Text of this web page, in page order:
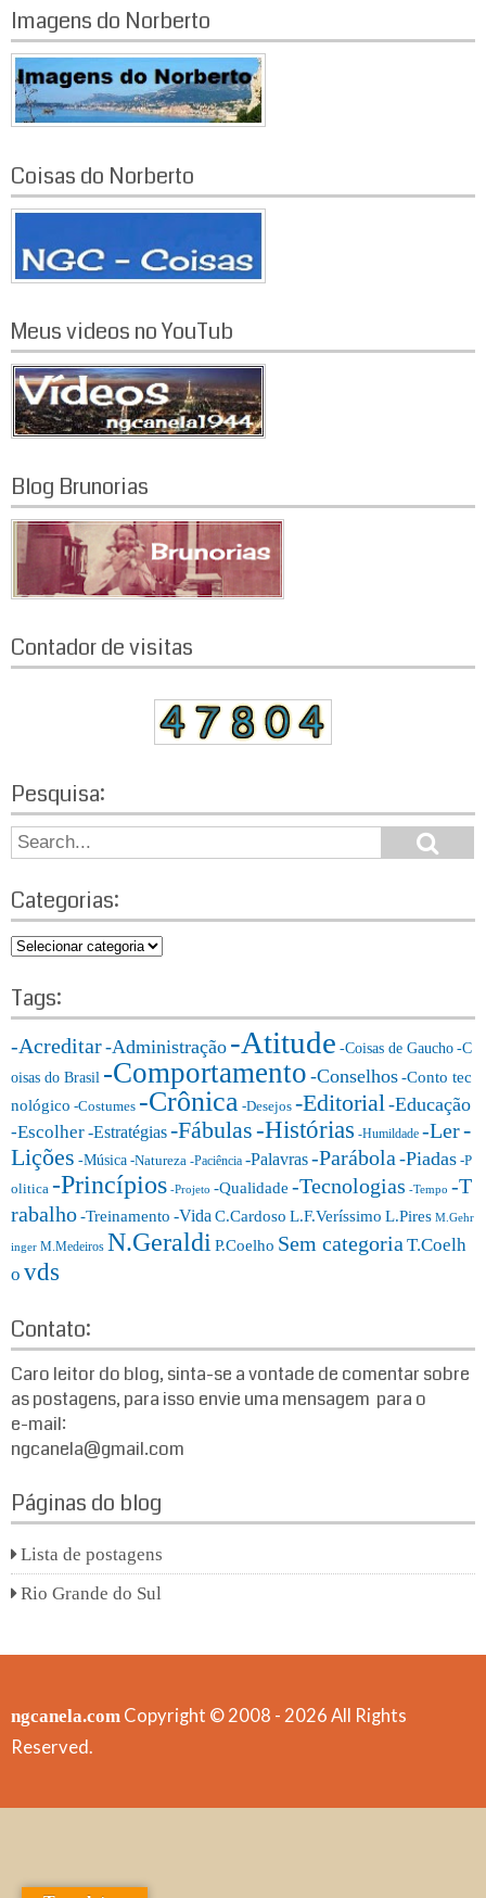
Imagens do Norberto
Coisas do Norberto
Meus videos no YouTub
Blog Brunorias
Contador de visitas
Pesquisa:
S
e
r
c
h
o
e
h
Categorias:
C
t
e
r
i
a
s:
Tags:
-Acreditar-Administração -Atitude -Coisas de Gaucho -C
oisas do Brasil -Comportamento -Conselhos-Conto tec
nológico -Costumes -Crônica -Desejos -Editorial-Educação
-Escolher-Estratégias-Fábulas-Histórias -Humildade -Ler-
Lições -Música -Natureza -Paciência -Palavras-Parábola-Piadas -P
olitica -Princípios -Projeto -Qualidade -Tecnologias -Tempo -T
rabalho-Treinamento -VidaC.Cardoso L.F.Veríssimo L.Pires M.Gehr
inger M.Medeiros N.Geraldi P.Coelho Sem categoria T.Coelh
o vds
Contato:
Caro leitor do blog, sinta-se a vontade de comentar sobre
as postagens, para isso envie uma mensagem para o
e-mail:
ngcanela@gmail.com
Páginas do blog
Lista de postagens
Rio Grande do Sul
ngcanela.com Copyright © 2008 - 2026 All Rights
Reserved.